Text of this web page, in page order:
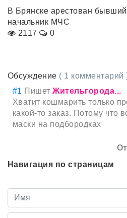
В Брянске арестован бывший
начальник МЧС
2117
0
Обсуждение ( 1 комментарий
#1 ПишетЖительгорода...
Хватит кошмарить только
какой-то заказ. Потому что
маски на подбородках
Навигация по страницам